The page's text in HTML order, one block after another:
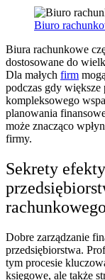
Biuro
Biura rachunkowe
dostosowane do
Dla małych firm
podczas gdy większe
kompleksowego
planowania
może znacząco
firmy.
Sekrety
Dobre zarządzanie
przedsiębiorstwa.
tym procesie
księgowe, ale także